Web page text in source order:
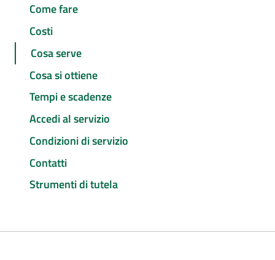
Come fare
Costi
Cosa serve
Cosa si ottiene
Tempi e scadenze
Accedi al servizio
Condizioni di servizio
Contatti
Strumenti di tutela